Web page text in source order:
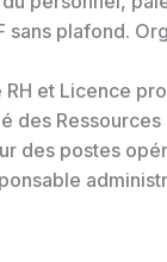
sans plafond.
et Licence
des
des postes